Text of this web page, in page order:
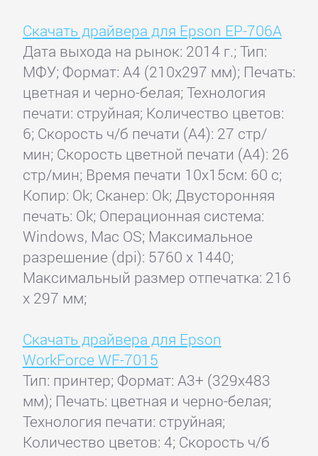
Скачать драйвера для Epson EP-706A
Дата выхода на рынок: 2014 г.; Тип:
МФУ; Формат: A4 (210x297 мм); Печать:
цветная и черно-белая; Технология
печати: струйная; Количество цветов:
6; Скорость ч/б печати (А4): 27 стр/
мин; Скорость цветной печати (А4): 26
стр/мин; Время печати 10x15см: 60 с;
Копир: Ok; Сканер: Ok; Двусторонняя
печать: Ok; Операционная система:
Windows, Mac OS; Максимальное
разрешение (dpi): 5760 x 1440;
Максимальный размер отпечатка: 216
x 297 мм;
Скачать драйвера для Epson
WorkForce WF-7015
Тип: принтер; Формат: A3+ (329x483
мм); Печать: цветная и черно-белая;
Технология печати: струйная;
Количество цветов: 4; Скорость ч/б